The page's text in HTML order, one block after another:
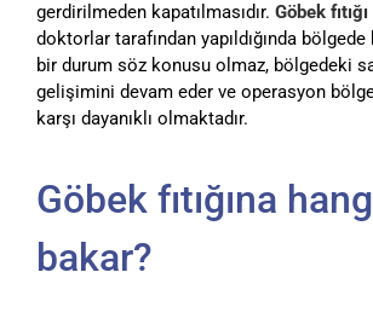
gerdirilmeden kapatılmasıdır. Göbek
doktorlar tarafından yapıldığında
bir durum söz konusu olmaz, bölgedeki
gelişimini devam eder ve operasyon
karşı dayanıklı olmaktadır.
Göbek fıtığına
bakar?